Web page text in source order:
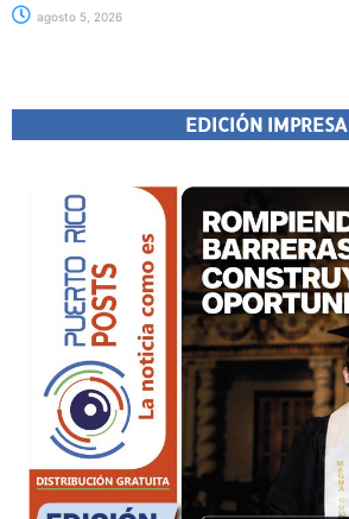
agosto 5, 2026
EDICIÓN IMPRESA